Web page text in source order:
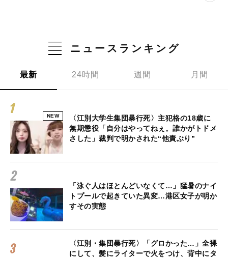
ニュースランキング
最新 24時間 週間 月間
NEW
〈江別大学生集団暴行死〉主犯格の18歳に
無期懲役「自分はやってねぇ。誰かがトドメ
さした」裁判で明かされた“他責ぶり”
「泳ぐ人はほとんどいなくて…」猛暑のナイ
トプールで起きていた異変…港区女子が明か
すその実態
〈江別・集団暴行死〉「グロかった…」全裸
にして、髪にライターで火をつけ、背中にタ